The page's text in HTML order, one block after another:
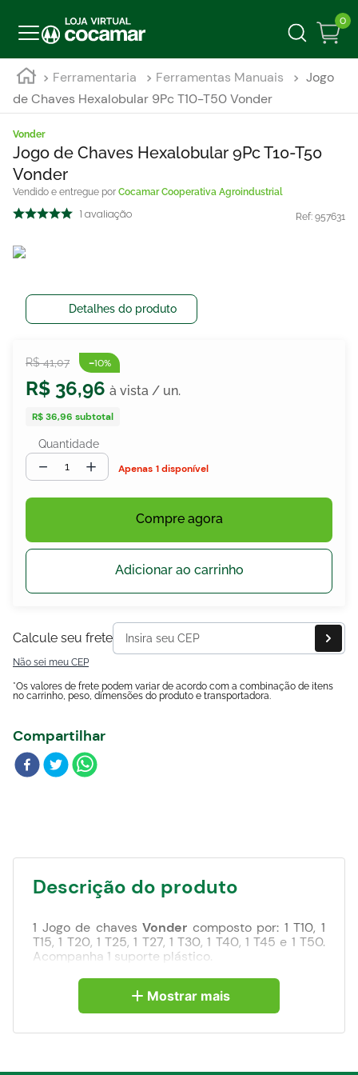
0
Ferramentaria Ferramentas Manuais
Jogo
de Chaves Hexalobular 9Pc T10-T50 Vonder
Vonder
Jogo de Chaves Hexalobular 9Pc T10-T50
Vonder
Cocamar Cooperativa Agroindustrial
1 avaliação Ref: 957631
Detalhes do produto
R$ 41,07 -10%
R$ 36,96
R$ 36,96 subtotal
Quantidade
＋
－ 1 disponível
Compre agora
Adicionar ao carrinho
Calcule seu frete
Não sei meu CEP
*Os valores de frete podem variar de acordo com a combinação de itens
no carrinho, peso, dimensões do produto e transportadora.
Compartilhar
Descrição do produto
1 Jogo de chavesVonder composto por: 1 T10, 1
T15, 1 T20, 1 T25, 1 T27, 1 T30, 1 T40, 1 T45 e 1 T50.
Acompanha 1 suporte plástico.
proporcionando maior resistência e durabilidade.
Possui ainda furo guia, que confere encaixe
perfeito em parafusos que tenham este guia.
Mostrar mais